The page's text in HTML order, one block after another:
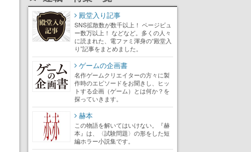
殿堂入り記事
SNS拡散数が数千以上！ ページビュ
ー数万以上！ などなど。多くの人々
に読まれた、電ファミ渾身の“殿堂入
り”記事をまとめました。
ゲームの企画書
名作ゲームクリエイターの方々に製
作時のエピソードをお聞きし、ヒッ
トする企画（ゲーム）とは何か？を
探っていきます。
赫本
この物語を解いてはいけない。『赫
本』は、〈試験問題〉の形をした短
編ホラー小説集です。